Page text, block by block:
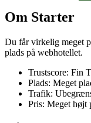
Om Starter
Du får virkelig meget
plads på webhotellet.
Trustscore: Fin
Plads: Meget
Trafik:
Pris: Meget højt